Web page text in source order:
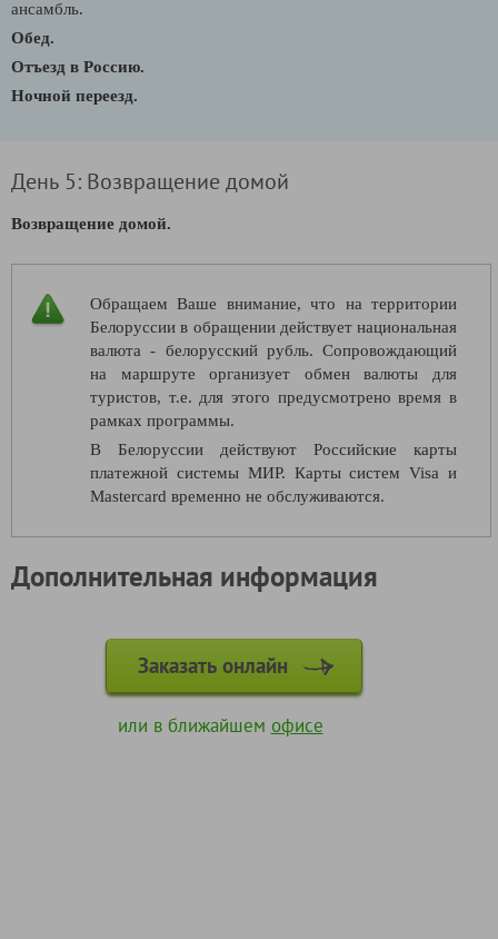
ансамбль.
Обед.
Отъезд в Россию.
Ночной переезд.
День 5: Возвращение домой
Возвращение домой.
Обращаем Ваше внимание, что на территории
Белоруссии в обращении действует национальная
валюта - белорусский рубль. Сопровождающий
на маршруте организует обмен валюты для
туристов, т.е. для этого предусмотрено время в
рамках программы.
В Белоруссии действуют Российские карты
платежной системы МИР. Карты систем Visa и
Mastercard временно не обслуживаются.
Дополнительная информация
Заказать онлайн
или в ближайшем офисе